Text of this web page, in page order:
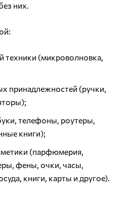
них.
техники (микроволновка,
принадлежностей (ручки,
телефоны, роутеры,
книги);
(парфюмерия,
фены, очки, часы,
книги, карты и другое).